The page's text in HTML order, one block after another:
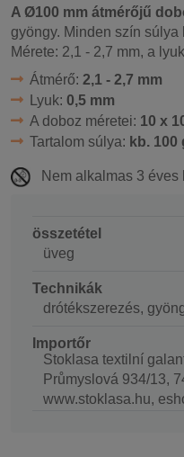
A Ø100 mm átmérőjű
gyöngy. Minden szín súlya
Mérete: 2,1 - 2,7 mm, a
Átmérő: 2,1 - 2,7 mm
Lyuk: 0,5 mm
A doboz méretei: 10 x
Tartalom súlya: kb. 100
Nem alkalmas 3
összetétel
üveg
Technikák
drótékszerezés,
Importőr
Stoklasa textilní
Průmyslová 934/13,
www.stoklasa.hu,